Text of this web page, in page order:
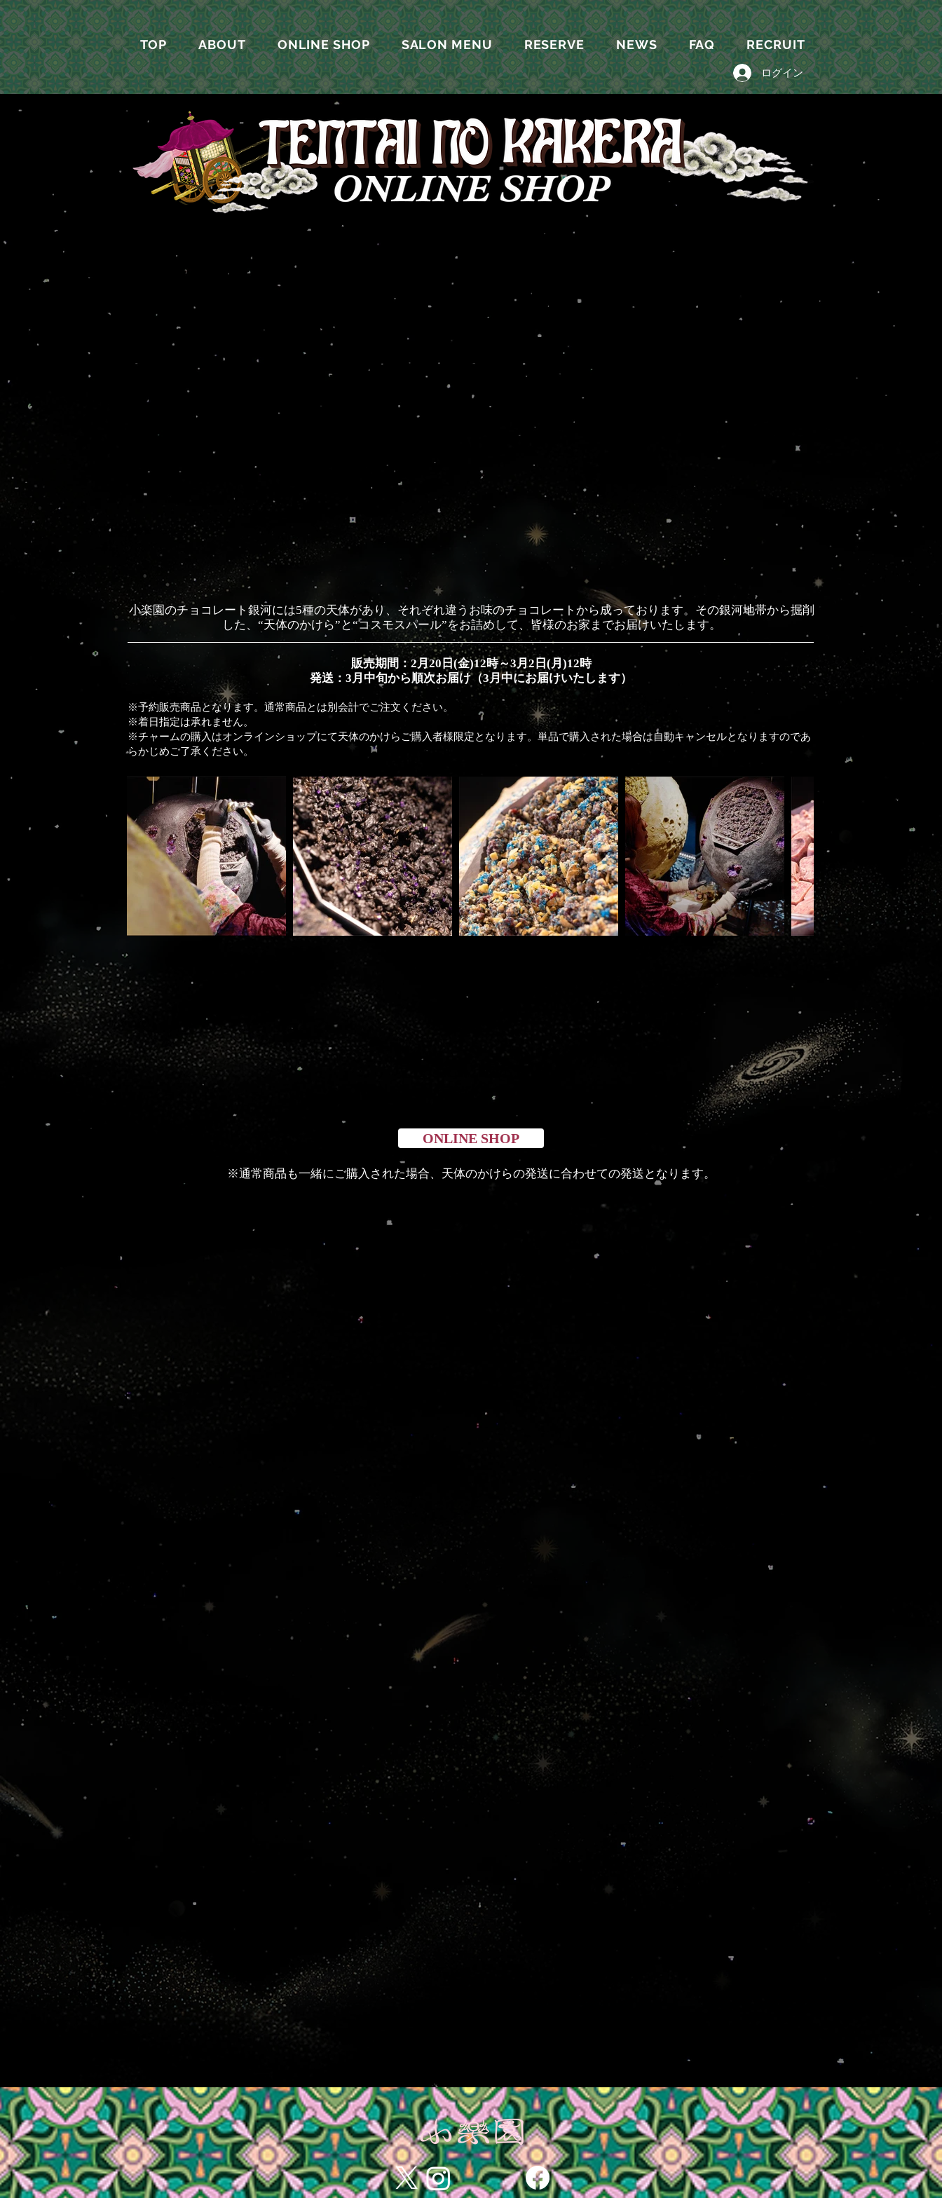
TOP ABOUT ONLINE SHOP SALON MENU RESERVE NEWS FAQ RECRUIT
ログイン
小楽園のチョコレート銀河には5種の天体があり、それぞれ違うお味のチョコレートから成っております。 その銀河地帯から掘削
した、“天体のかけら”と“コスモスパール”をお詰めして、皆様のお家までお届けいたします。
販売期間：2月20日(金)12時～3月2日(月)12時
発送：3月中旬から順次お届け（3月中にお届けいたします）
※予約販売商品となります。通常商品とは別会計でご注文ください。
※着日指定は承れません。
※チャームの購入はオンラインショップにて天体のかけらご購入者様限定となります。単品で購入された場合は自動キャンセルとなりますのであ
らかじめご了承ください。
商品はありません。
ONLINE SHOP
※通常商品も一緒にご購入された場合、天体のかけらの発送に合わせての発送となります。